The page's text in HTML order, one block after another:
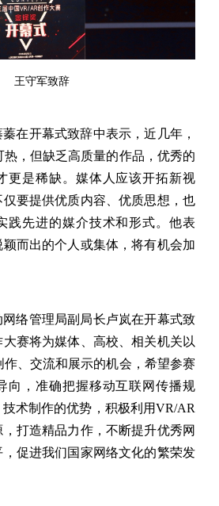
王守军致辞
在开幕式致辞中表示，近几年，
热，但缺乏高质量的作品，优秀的
更是稀缺。媒体人应该开拓新视
要提供优质内容、优质思想，也
践先进的媒介技术和形式。他表
而出的个人或集体，将有机会加
络管理局副局长卢岚在开幕式致
赛将为媒体、高校、相关机关以
作、交流和展示的机会，希望参赛
向，准确把握移动互联网传播规
术制作的优势，积极利用VR/AR
打造精品力作，不断提升优秀网
促进我们国家网络文化的繁荣发